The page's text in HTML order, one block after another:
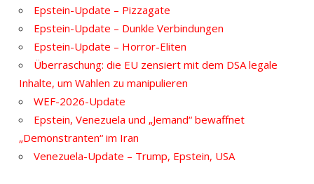
Epstein-Update – Pizzagate
Epstein-Update – Dunkle Verbindungen
Epstein-Update – Horror-Eliten
Überraschung: die EU zensiert mit dem DSA legale
Inhalte, um Wahlen zu manipulieren
WEF-2026-Update
Epstein, Venezuela und „Jemand“ bewaffnet
„Demonstranten“ im Iran
Venezuela-Update – Trump, Epstein, USA